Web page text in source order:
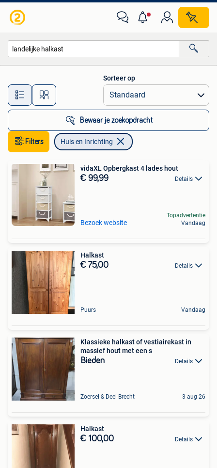
Alle afstanden…
Sorteer op
Bewaar je zoekopdracht
Filters Huis en Inrichting
vidaXL Opbergkast 4 lades hout
€ 99,99 Details
Bezoek website
Topadvertentie
Vandaag
Halkast
€ 75,00 Details
Puurs Vandaag
Klassieke halkast of vestiairekast in
massief hout met een s
Bieden Details
Zoersel & Deel Brecht 3 aug 26
Halkast
€ 100,00 Details